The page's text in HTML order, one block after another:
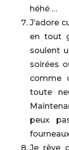
héhé …
J’adore
en tout
soulent
soirées
comme
toute
peux
Je rêve